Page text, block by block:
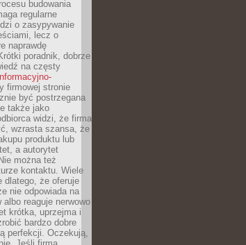
budowania
regularne
o zasypywanie
lecz o
naprawdę
poradnik, dobrze
na częsty
firmowej stronie
być postrzegana
także jako
widzi, że firma
wzrasta szansa, że
produktu lub
a autorytet
można też
kontaktu. Wiele
dlatego, że oferuje
nie odpowiada na
reaguje nerwowo
krótka, uprzejma i
bardzo dobre
perfekcji. Oczekują,